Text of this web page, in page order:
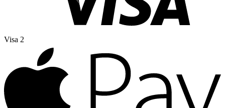
Visa 2